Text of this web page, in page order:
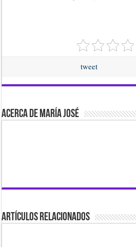
tweet
Acerca de María José
Artículos Relacionados